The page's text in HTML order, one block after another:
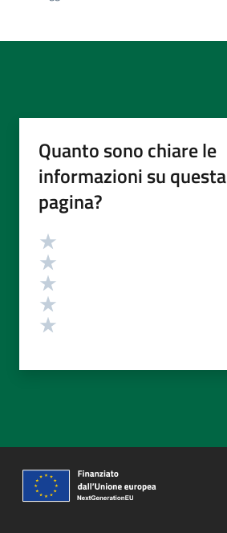
Quanto sono chiare le
informazioni su questa
pagina?
Valutazione